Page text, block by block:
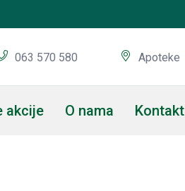
063 570 580 Apoteke
akcije O nama Kontakt